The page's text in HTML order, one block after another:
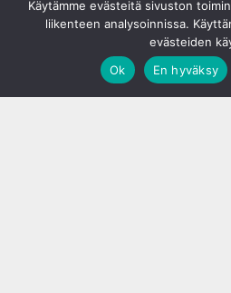
Käytämme evästeitä sivuston
liikenteen analysoinnissa.
evästeiden
Ok
En hyväksy